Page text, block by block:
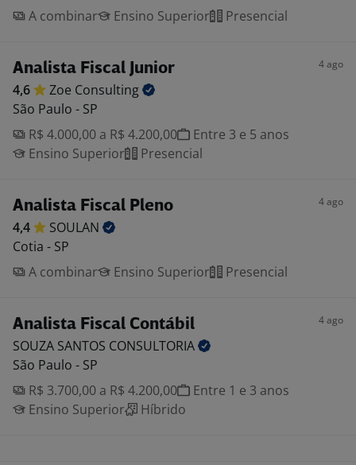
A combinar
Ensino Superior Presencial
Analista Fiscal Junior 4 ago
4,6 Zoe Consulting
São Paulo - SP
R$ 4.000,00 a R$ 4.200,00
Entre 3 e 5 anos
Ensino Superior
Presencial
Analista Fiscal Pleno 4 ago
4,4
SOULAN
Cotia - SP
A combinar
Ensino Superior Presencial
Analista Fiscal Contábil 4 ago
SOUZA SANTOS CONSULTORIA
São Paulo - SP
R$ 3.700,00 a R$ 4.200,00
Entre 1 e 3 anos
Ensino Superior
Híbrido